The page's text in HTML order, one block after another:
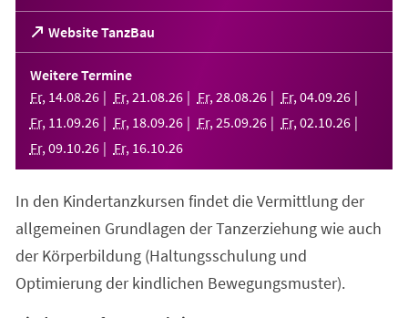
Website TanzBau
(Öffnet
in
einem
neuen
Tab)
Weitere Termine
Fr, 14.08.26 Fr, 21 .08.26 Fr, 28.08.26 Fr, 04.09.26
Fr, 11 .09.26 Fr, 18.09.26 Fr, 25.09.26 Fr, 02.10.26
Fr, 09.10.26 Fr, 16.10.26
In den Kindertanzkursen findet die Vermittlung der
allgemeinen Grundlagen der Tanzerziehung wie auch
der Körperbildung (Haltungsschulung und
Optimierung der kindlichen Bewegungsmuster).